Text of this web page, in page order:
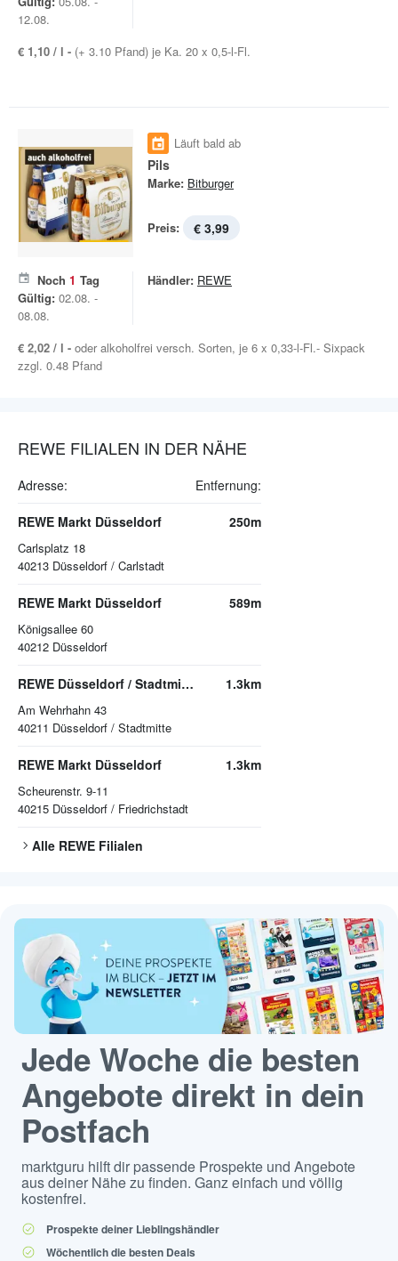
12.08.
€ 1,10 / l - (+ 3.10 Pfand) je Ka. 20 x 0,5-l-Fl.
Läuft bald ab
Pils
Marke: Bitburger
Preis: € 3,99
Noch 1 Tag
Gültig: 02.08. -
08.08.
Händler: REWE
€ 2,02 / l - oder alkoholfrei versch. Sorten, je 6 x 0,33-l-Fl.- Sixpack
zzgl. 0.48 Pfand
REWE FILIALEN IN DER NÄHE
Adresse: Entfernung:
REWE Markt Düsseldorf
Carlsplatz 18
40213 Düsseldorf / Carlstadt
250m
REWE Markt Düsseldorf
Königsallee 60
40212 Düsseldorf
589m
REWE Düsseldorf / Stadtmitte
Am Wehrhahn 43
40211 Düsseldorf / Stadtmitte
1.3km
REWE Markt Düsseldorf
Scheurenstr. 9-11
40215 Düsseldorf / Friedrichstadt
1.3km
Alle REWE Filialen
Jede Woche die besten
Angebote direkt in dein
Postfach
marktguru hilft dir passende Prospekte und Angebote
aus deiner Nähe zu finden. Ganz einfach und völlig
kostenfrei.
Prospekte deiner Lieblingshändler
Wöchentlich die besten Deals